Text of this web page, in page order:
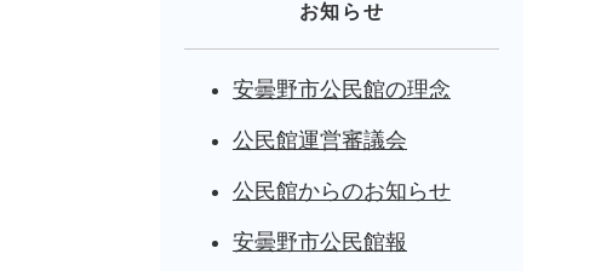
お知らせ
安曇野市公民館の理念
公民館運営審議会
公民館からのお知らせ
安曇野市公民館報